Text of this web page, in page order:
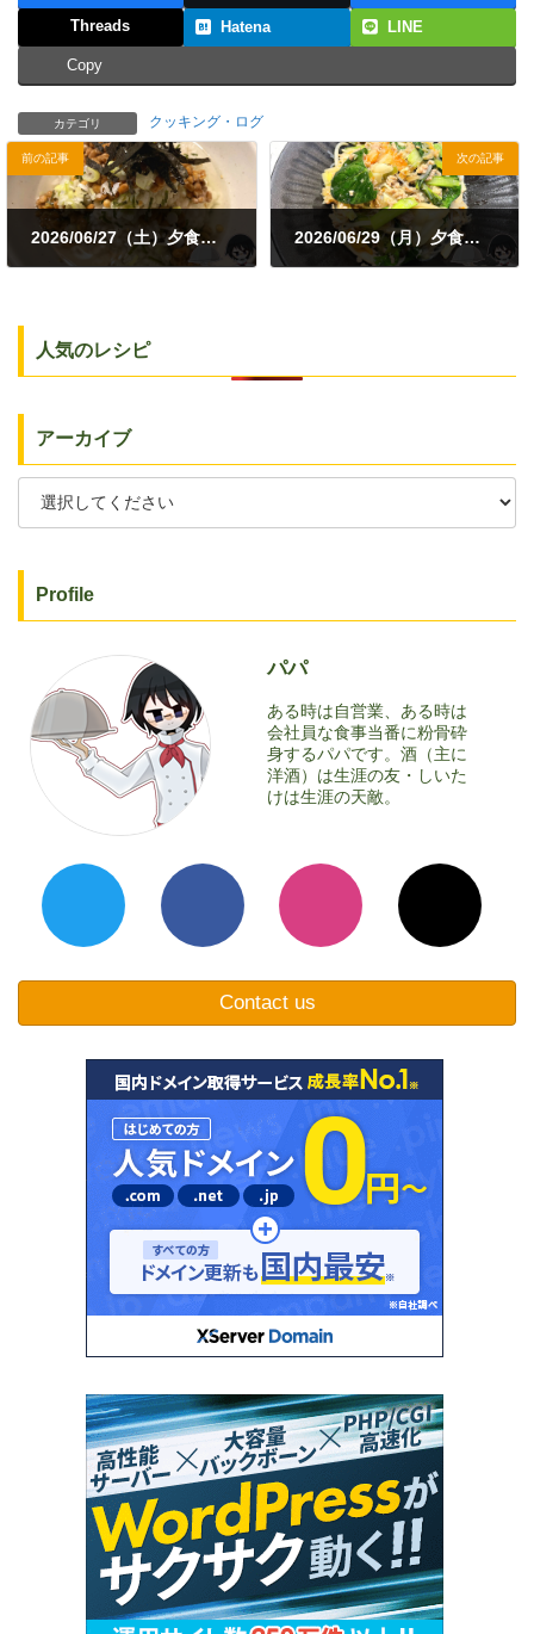
Threads Hatena LINE
Copy
カテゴリ クッキング・ログ
前の記事
2026/06/27（土）夕食｜納豆茶漬け・小松菜とレタスの中華炒め
次の記事
2026/06/29（月）夕食｜春雨とひき肉の中華炒め
人気のレシピ
アーカイブ
Profile
パパ
ある時は自営業、ある時は
会社員な食事当番に粉骨砕
身するパパです。酒（主に
洋酒）は生涯の友・しいた
けは生涯の天敵。
Contact us